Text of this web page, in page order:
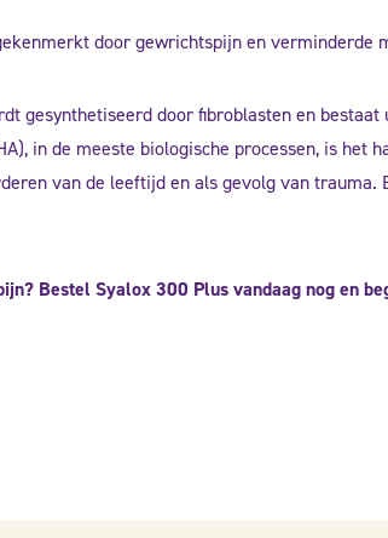
door gewrichtspijn en verminderde
gesynthetiseerd door fibroblasten en
in de meeste biologische processen, is het
van de leeftijd en als gevolg van
Bestel Syalox 300 Plus vandaag nog en